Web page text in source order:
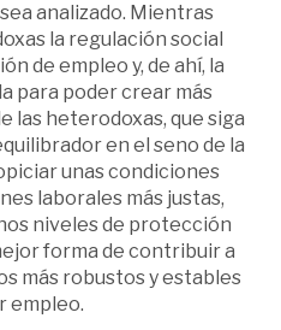
analizado. Mientras
la regulación social
de empleo y, de ahí, la
para poder crear más
las heterodoxas, que siga
en el seno de la
unas condiciones
laborales más justas,
niveles de protección
forma de contribuir a
más robustos y estables
empleo.